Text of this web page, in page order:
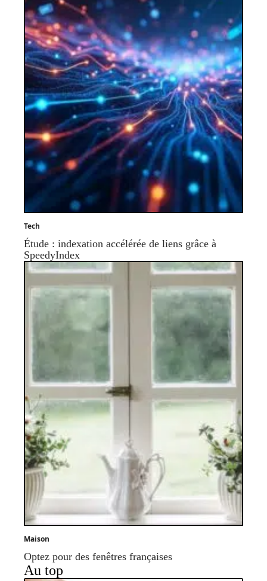
Tech
Étude : indexation accélérée de liens grâce à
SpeedyIndex
Maison
Optez pour des fenêtres françaises
Au top